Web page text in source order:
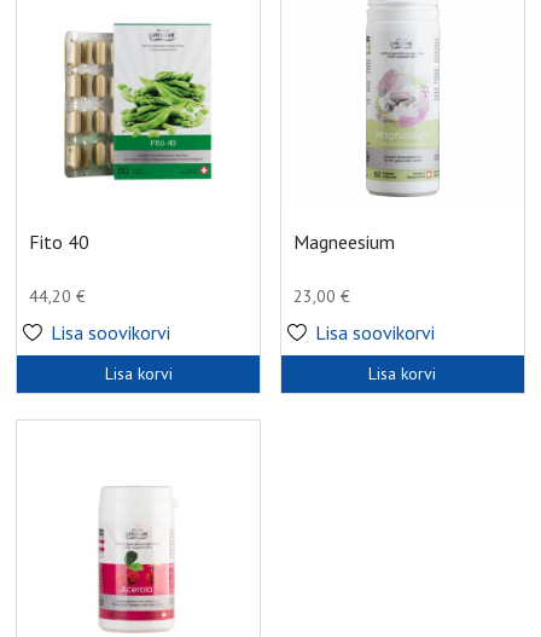
Fito 40
44,20€
Lisa soovikorvi
Lisa korvi
Magneesium
23,00€
Lisa soovikorvi
Lisa korvi